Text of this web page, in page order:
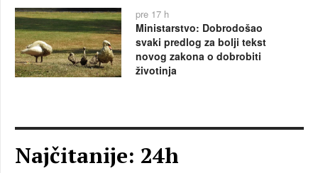
pre 17 h
Ministarstvo: Dobrodošao
svaki predlog za bolji tekst
novog zakona o dobrobiti
životinja
Najčitanije: 24h